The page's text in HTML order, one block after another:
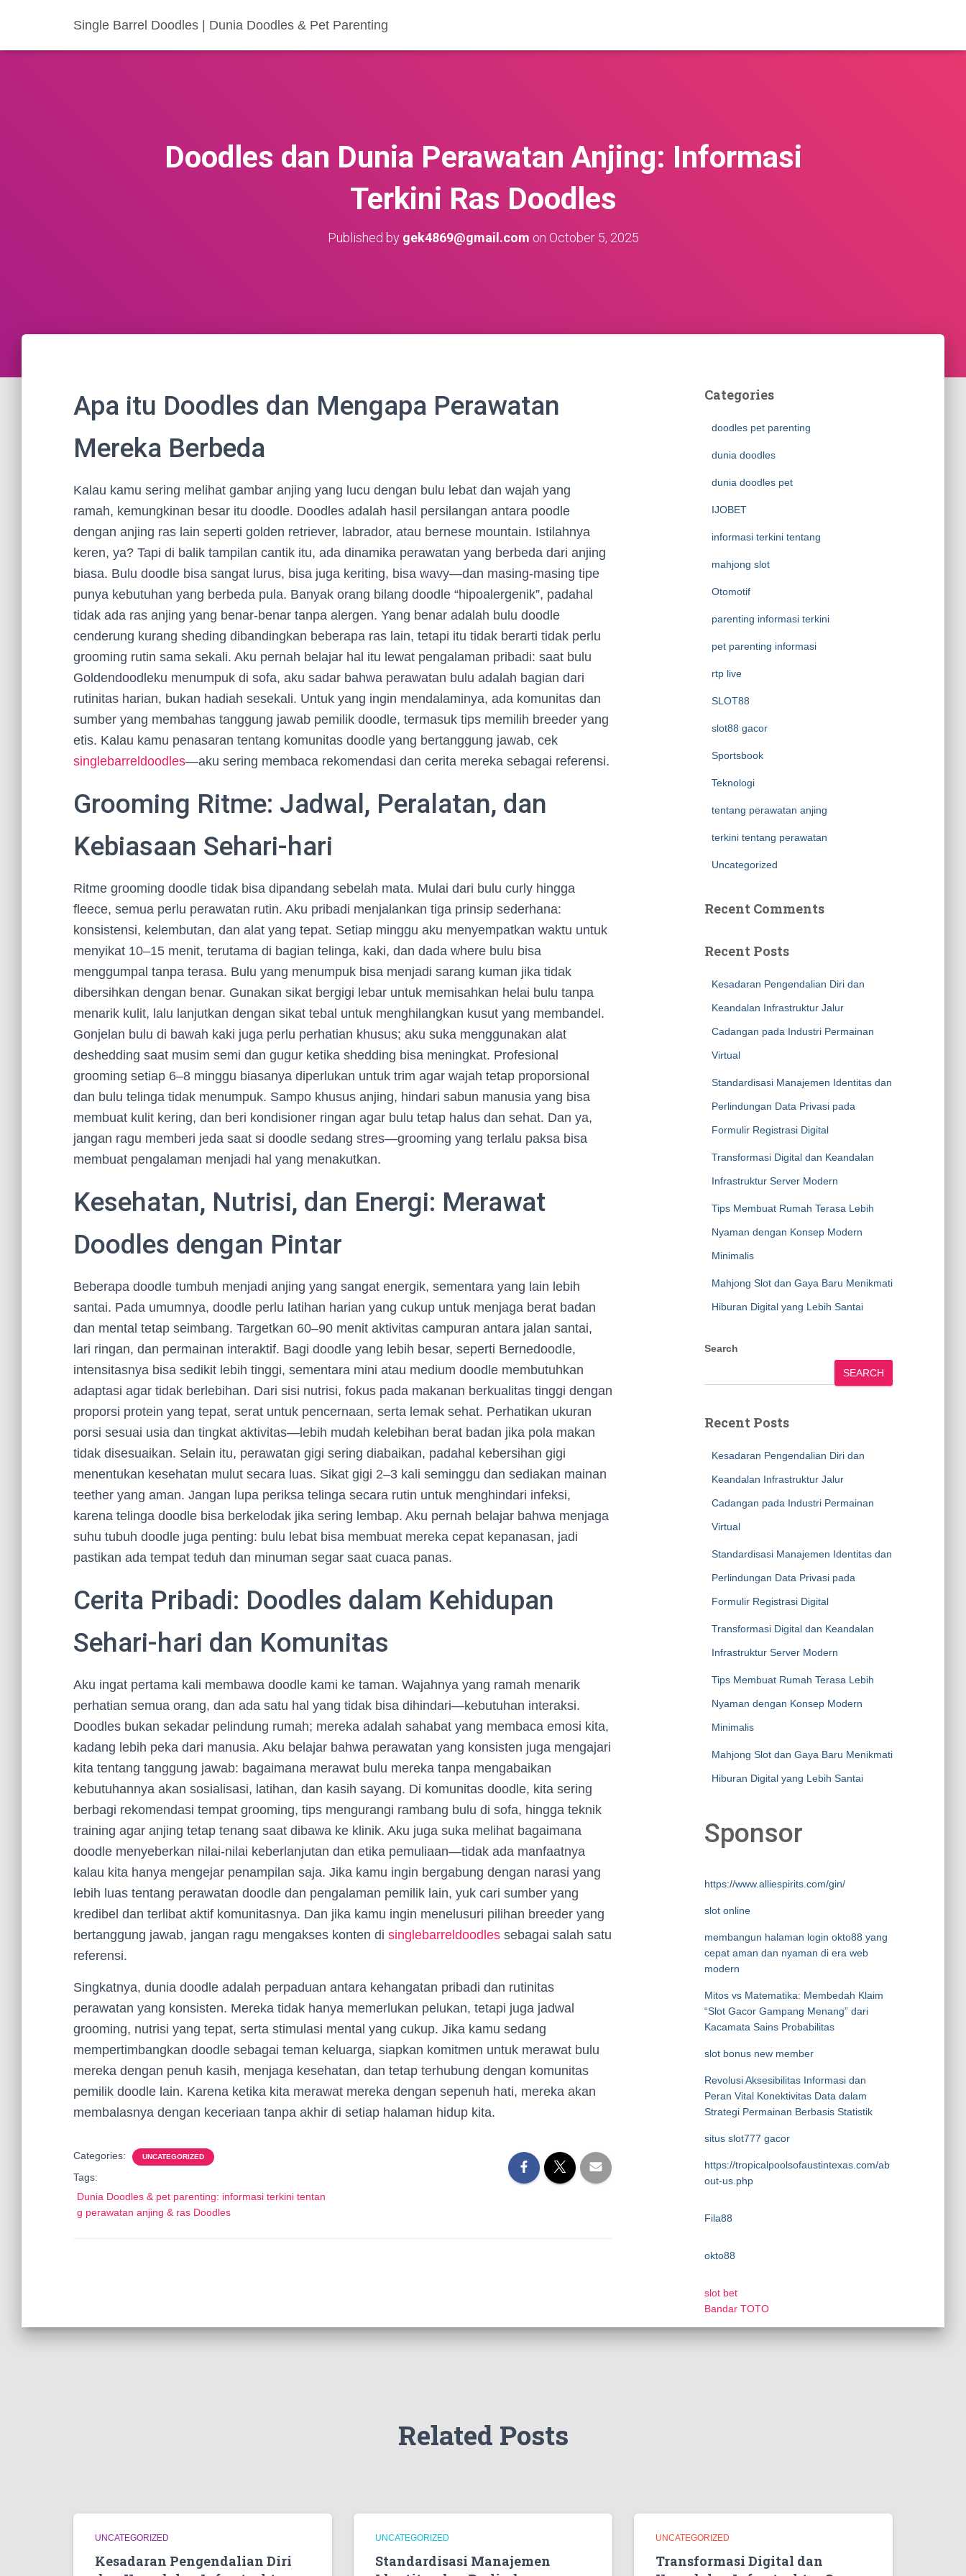
Single Barrel Doodles | Dunia Doodles & Pet Parenting
Doodles dan Dunia Perawatan Anjing: Informasi
Terkini Ras Doodles
Published by gek4869@gmail.com on October 5, 2025
Apa itu Doodles dan Mengapa Perawatan
Mereka Berbeda
Kalau kamu sering melihat gambar anjing yang lucu dengan bulu lebat dan wajah yang
ramah, kemungkinan besar itu doodle. Doodles adalah hasil persilangan antara poodle
dengan anjing ras lain seperti golden retriever, labrador, atau bernese mountain. Istilahnya
keren, ya? Tapi di balik tampilan cantik itu, ada dinamika perawatan yang berbeda dari anjing
biasa. Bulu doodle bisa sangat lurus, bisa juga keriting, bisa wavy—dan masing-masing tipe
punya kebutuhan yang berbeda pula. Banyak orang bilang doodle “hipoalergenik”, padahal
tidak ada ras anjing yang benar-benar tanpa alergen. Yang benar adalah bulu doodle
cenderung kurang sheding dibandingkan beberapa ras lain, tetapi itu tidak berarti tidak perlu
grooming rutin sama sekali. Aku pernah belajar hal itu lewat pengalaman pribadi: saat bulu
Goldendoodleku menumpuk di sofa, aku sadar bahwa perawatan bulu adalah bagian dari
rutinitas harian, bukan hadiah sesekali. Untuk yang ingin mendalaminya, ada komunitas dan
sumber yang membahas tanggung jawab pemilik doodle, termasuk tips memilih breeder yang
etis. Kalau kamu penasaran tentang komunitas doodle yang bertanggung jawab, cek
singlebarreldoodles—aku sering membaca rekomendasi dan cerita mereka sebagai referensi.
Grooming Ritme: Jadwal, Peralatan, dan
Kebiasaan Sehari-hari
Ritme grooming doodle tidak bisa dipandang sebelah mata. Mulai dari bulu curly hingga
fleece, semua perlu perawatan rutin. Aku pribadi menjalankan tiga prinsip sederhana:
konsistensi, kelembutan, dan alat yang tepat. Setiap minggu aku menyempatkan waktu untuk
menyikat 10–15 menit, terutama di bagian telinga, kaki, dan dada where bulu bisa
menggumpal tanpa terasa. Bulu yang menumpuk bisa menjadi sarang kuman jika tidak
dibersihkan dengan benar. Gunakan sikat bergigi lebar untuk memisahkan helai bulu tanpa
menarik kulit, lalu lanjutkan dengan sikat tebal untuk menghilangkan kusut yang membandel.
Gonjelan bulu di bawah kaki juga perlu perhatian khusus; aku suka menggunakan alat
deshedding saat musim semi dan gugur ketika shedding bisa meningkat. Profesional
grooming setiap 6–8 minggu biasanya diperlukan untuk trim agar wajah tetap proporsional
dan bulu telinga tidak menumpuk. Sampo khusus anjing, hindari sabun manusia yang bisa
membuat kulit kering, dan beri kondisioner ringan agar bulu tetap halus dan sehat. Dan ya,
jangan ragu memberi jeda saat si doodle sedang stres—grooming yang terlalu paksa bisa
membuat pengalaman menjadi hal yang menakutkan.
Kesehatan, Nutrisi, dan Energi: Merawat
Doodles dengan Pintar
Beberapa doodle tumbuh menjadi anjing yang sangat energik, sementara yang lain lebih
santai. Pada umumnya, doodle perlu latihan harian yang cukup untuk menjaga berat badan
dan mental tetap seimbang. Targetkan 60–90 menit aktivitas campuran antara jalan santai,
lari ringan, dan permainan interaktif. Bagi doodle yang lebih besar, seperti Bernedoodle,
intensitasnya bisa sedikit lebih tinggi, sementara mini atau medium doodle membutuhkan
adaptasi agar tidak berlebihan. Dari sisi nutrisi, fokus pada makanan berkualitas tinggi dengan
proporsi protein yang tepat, serat untuk pencernaan, serta lemak sehat. Perhatikan ukuran
porsi sesuai usia dan tingkat aktivitas—lebih mudah kelebihan berat badan jika pola makan
tidak disesuaikan. Selain itu, perawatan gigi sering diabaikan, padahal kebersihan gigi
menentukan kesehatan mulut secara luas. Sikat gigi 2–3 kali seminggu dan sediakan mainan
teether yang aman. Jangan lupa periksa telinga secara rutin untuk menghindari infeksi,
karena telinga doodle bisa berkelodak jika sering lembap. Aku pernah belajar bahwa menjaga
suhu tubuh doodle juga penting: bulu lebat bisa membuat mereka cepat kepanasan, jadi
pastikan ada tempat teduh dan minuman segar saat cuaca panas.
Cerita Pribadi: Doodles dalam Kehidupan
Sehari-hari dan Komunitas
Aku ingat pertama kali membawa doodle kami ke taman. Wajahnya yang ramah menarik
perhatian semua orang, dan ada satu hal yang tidak bisa dihindari—kebutuhan interaksi.
Doodles bukan sekadar pelindung rumah; mereka adalah sahabat yang membaca emosi kita,
kadang lebih peka dari manusia. Aku belajar bahwa perawatan yang konsisten juga mengajari
kita tentang tanggung jawab: bagaimana merawat bulu mereka tanpa mengabaikan
kebutuhannya akan sosialisasi, latihan, dan kasih sayang. Di komunitas doodle, kita sering
berbagi rekomendasi tempat grooming, tips mengurangi rambang bulu di sofa, hingga teknik
training agar anjing tetap tenang saat dibawa ke klinik. Aku juga suka melihat bagaimana
doodle menyeberkan nilai-nilai keberlanjutan dan etika pemuliaan—tidak ada manfaatnya
kalau kita hanya mengejar penampilan saja. Jika kamu ingin bergabung dengan narasi yang
lebih luas tentang perawatan doodle dan pengalaman pemilik lain, yuk cari sumber yang
kredibel dan terlibat aktif komunitasnya. Dan jika kamu ingin menelusuri pilihan breeder yang
bertanggung jawab, jangan ragu mengakses konten di singlebarreldoodles sebagai salah satu
referensi.
Singkatnya, dunia doodle adalah perpaduan antara kehangatan pribadi dan rutinitas
perawatan yang konsisten. Mereka tidak hanya memerlukan pelukan, tetapi juga jadwal
grooming, nutrisi yang tepat, serta stimulasi mental yang cukup. Jika kamu sedang
mempertimbangkan doodle sebagai teman keluarga, siapkan komitmen untuk merawat bulu
mereka dengan penuh kasih, menjaga kesehatan, dan tetap terhubung dengan komunitas
pemilik doodle lain. Karena ketika kita merawat mereka dengan sepenuh hati, mereka akan
membalasnya dengan keceriaan tanpa akhir di setiap halaman hidup kita.
Categories: UNCATEGORIZED
Tags:
Dunia Doodles & pet parenting: informasi terkini tentan
g perawatan anjing & ras Doodles
Categories
doodles pet parenting
dunia doodles
dunia doodles pet
IJOBET
informasi terkini tentang
mahjong slot
Otomotif
parenting informasi terkini
pet parenting informasi
rtp live
SLOT88
slot88 gacor
Sportsbook
Teknologi
tentang perawatan anjing
terkini tentang perawatan
Uncategorized
Recent Comments
Recent Posts
Kesadaran Pengendalian Diri dan
Keandalan Infrastruktur Jalur
Cadangan pada Industri Permainan
Virtual
Standardisasi Manajemen Identitas dan
Perlindungan Data Privasi pada
Formulir Registrasi Digital
Transformasi Digital dan Keandalan
Infrastruktur Server Modern
Tips Membuat Rumah Terasa Lebih
Nyaman dengan Konsep Modern
Minimalis
Mahjong Slot dan Gaya Baru Menikmati
Hiburan Digital yang Lebih Santai
Search
SEARCH
Recent Posts
Kesadaran Pengendalian Diri dan
Keandalan Infrastruktur Jalur
Cadangan pada Industri Permainan
Virtual
Standardisasi Manajemen Identitas dan
Perlindungan Data Privasi pada
Formulir Registrasi Digital
Transformasi Digital dan Keandalan
Infrastruktur Server Modern
Tips Membuat Rumah Terasa Lebih
Nyaman dengan Konsep Modern
Minimalis
Mahjong Slot dan Gaya Baru Menikmati
Hiburan Digital yang Lebih Santai
Sponsor
https://www.alliespirits.com/gin/
slot online
membangun halaman login okto88 yang
cepat aman dan nyaman di era web
modern
Mitos vs Matematika: Membedah Klaim
“Slot Gacor Gampang Menang” dari
Kacamata Sains Probabilitas
slot bonus new member
Revolusi Aksesibilitas Informasi dan
Peran Vital Konektivitas Data dalam
Strategi Permainan Berbasis Statistik
situs slot777 gacor
https://tropicalpoolsofaustintexas.com/ab
out-us.php
Fila88
okto88
slot bet
Bandar TOTO
Related Posts
UNCATEGORIZED
Kesadaran Pengendalian Diri
UNCATEGORIZED
Standardisasi Manajemen
UNCATEGORIZED
Transformasi Digital dan